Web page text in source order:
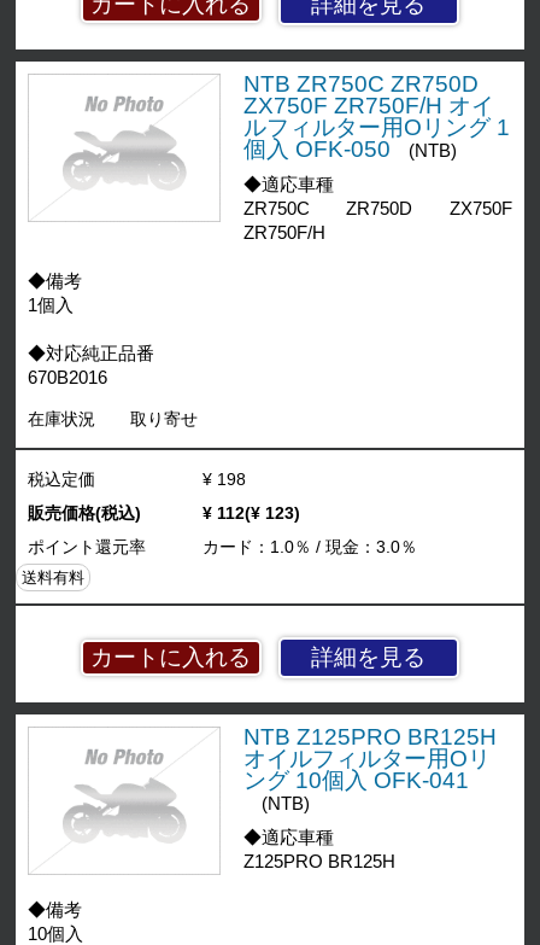
NTB ZR750C ZR750D
ZX750F ZR750F/H オイ
ルフィルター用Oリング 1
個入 OFK-050
(NTB)
◆適応車種
ZR750C ZR750D ZX750F
ZR750F/H
◆備考
1個入
◆対応純正品番
670B2016
在庫状況 取り寄せ
詳細を見る
税込定価
¥ 198
販売価格(税込)
¥ 112(¥ 123)
ポイント還元率
カード：1.0％ / 現金：3.0％
送料有料
NTB Z125PRO BR125H
オイルフィルター用Oリ
ング 10個入 OFK-041
(NTB)
◆適応車種
Z125PRO BR125H
◆備考
10個入